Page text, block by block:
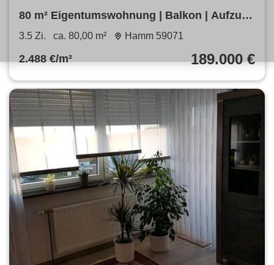
80 m² Eigentumswohnung | Balkon | Aufzug |
Provisionsfrei
3.5 Zi. ca. 80,00 m² Hamm 59071
2.488 €/m² 189.000 €